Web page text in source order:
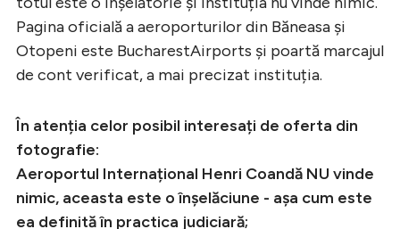
Pagina oficială a aeroporturilor din Băneasa și
Otopeni este BucharestAirports și poartă marcajul
de cont verificat, a mai precizat instituția.
În atenția celor posibil interesați de oferta din
fotografie:
Aeroportul Internațional Henri Coandă NU vinde
nimic, aceasta este o înșelăciune - așa cum este
ea definită în practica judiciară;